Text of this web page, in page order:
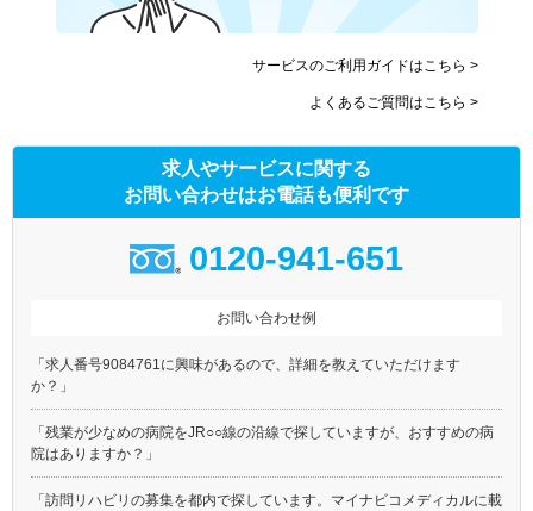
サービスのご利用ガイドはこちら >
よくあるご質問はこちら >
求人やサービスに関する
お問い合わせはお電話も便利です
0120-941-651
お問い合わせ例
「求人番号9084761に興味があるので、詳細を教えていただけます
か？」
「残業が少なめの病院をJR○○線の沿線で探していますが、おすすめの病
院はありますか？」
「訪問リハビリの募集を都内で探しています。マイナビコメディカルに載